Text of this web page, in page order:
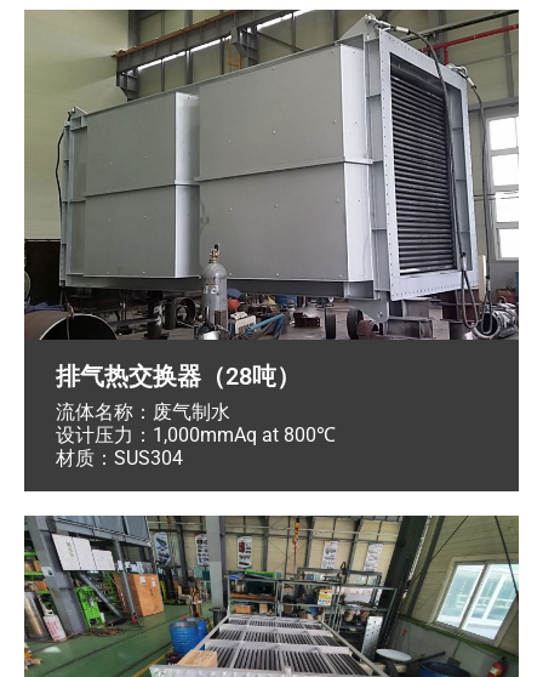
排气热交换器（28吨）
流体名称：废气制水
设计压力：1,000mmAq at 800℃
材质：SUS304